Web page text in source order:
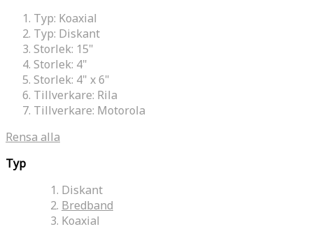
Typ: Koaxial
Typ: Diskant
Storlek: 15"
Storlek: 4"
Storlek: 4" x 6"
Tillverkare: Rila
Tillverkare: Motorola
Rensa alla
Typ
Diskant
Bredband
Koaxial